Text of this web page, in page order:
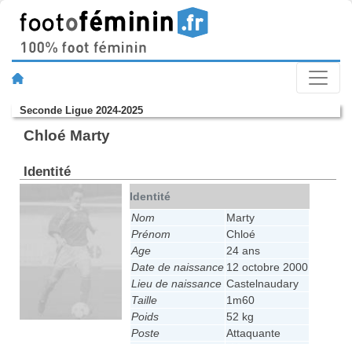
Seconde Ligue 2024-2025
Chloé Marty
Identité
Identité
Nom
Marty
Prénom
Chloé
Age
24 ans
Date de naissance 12 octobre 2000
Lieu de naissance Castelnaudary
Taille
1m60
Poids
52 kg
Poste
Attaquante